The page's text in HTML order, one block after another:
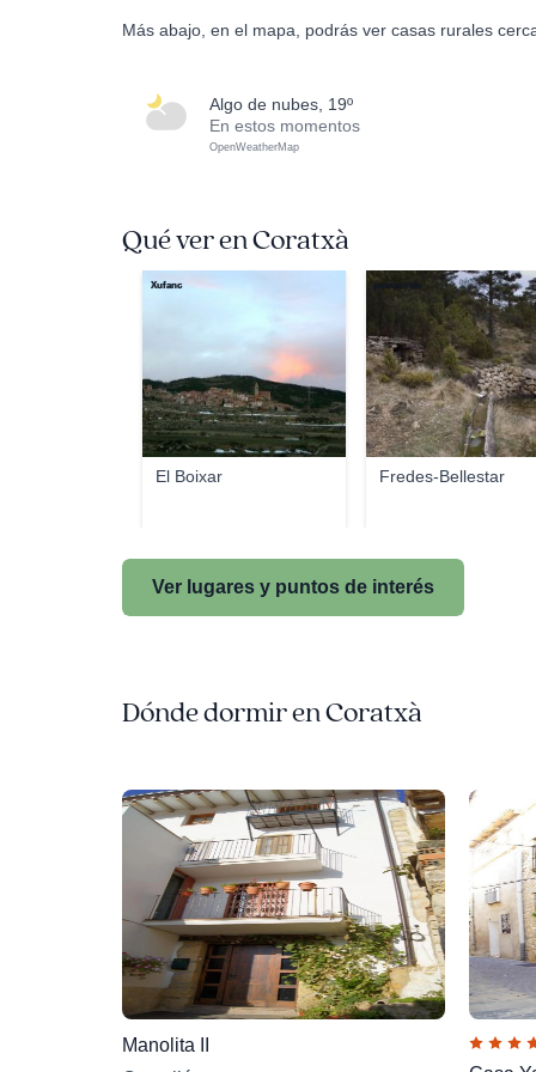
Más abajo, en el mapa, podrás ver casas rurales
algo de nubes, 19º
En estos momentos
OpenWeatherMap
Qué ver en Coratxà
El Boixar
Xufanc
Fredes-Bellestar
panoramio
Ver lugares y puntos de interés
Dónde dormir en Coratxà
Manolita II